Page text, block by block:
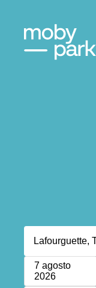
7 agosto
2026